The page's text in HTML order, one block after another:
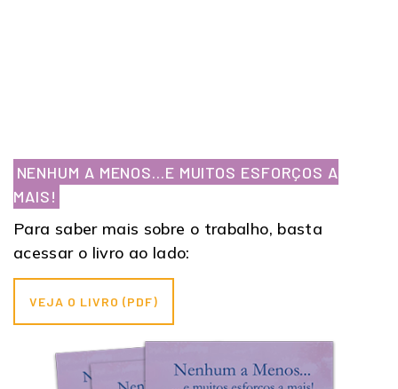
NENHUM A MENOS...E MUITOS ESFORÇOS A
MAIS!
Para saber mais sobre o trabalho, basta
acessar o livro ao lado:
VEJA O LIVRO (PDF)